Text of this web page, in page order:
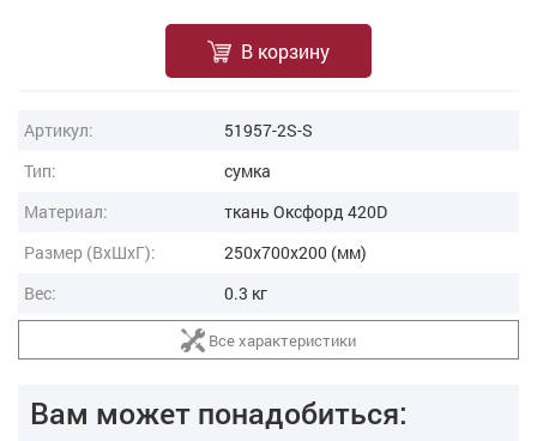
В корзину
Артикул:
51957-2S-S
Тип:
сумка
Материал:
ткань Оксфорд 420D
Размер (ВxШxГ):
250x700x200 (мм)
Вес:
0.3 кг
Все характеристики
Вам может понадобиться: